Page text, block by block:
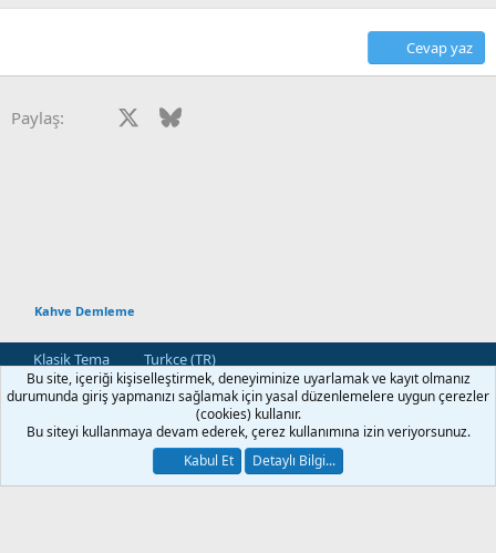
Cevap yaz
Paylaş: Facebook Bluesky
Kahve Demleme
Klasik Tema
Turkce (TR)
Bize Ulaşın
Kullanım ve Şartlar Gizlilik Politikası
Yardım
R
S
Community platform by XenForo® © 2010-2026 XenForo Ltd.
[XGT] Forum statistics system- XenGenTr
Bu site, içeriği kişiselleştirmek, deneyiminize uyarlamak ve kayıt olmanız
durumunda giriş yapmanızı sağlamak için yasal düzenlemelere uygun çerezler
(cookies) kullanır.
Bu siteyi kullanmaya devam ederek, çerez kullanımına izin veriyorsunuz.
Kabul Et
Detaylı Bilgi...